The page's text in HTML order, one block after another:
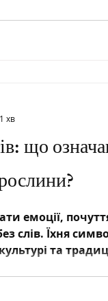
що
емоції,
слів. Їхня
та
хв